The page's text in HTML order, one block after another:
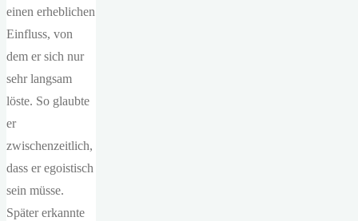
einen erheblichen
Einfluss, von
dem er sich nur
sehr langsam
löste. So glaubte
er
zwischenzeitlich,
dass er egoistisch
sein müsse.
Später erkannte